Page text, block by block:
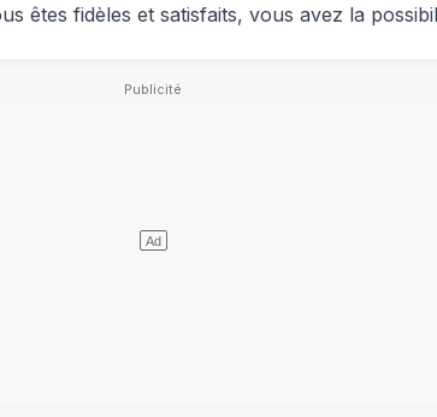
êtes fidèles et satisfaits, vous avez la